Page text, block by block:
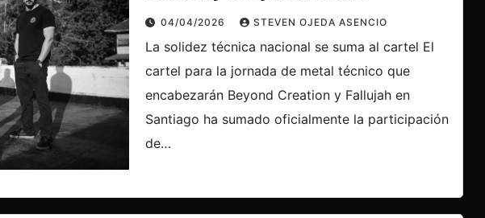
04/04/2026 STEVEN OJEDA ASENCIO
La solidez técnica nacional se suma al cartel El
cartel para la jornada de metal técnico que
encabezarán Beyond Creation y Fallujah en
Santiago ha sumado oficialmente la participación
de…